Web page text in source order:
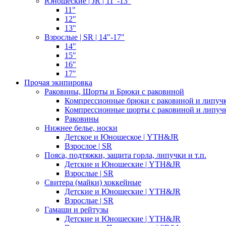
11"
12"
13"
Взрослые | SR | 14"-17"
14"
15"
16"
17"
Прочая экипировка
Раковины, Шорты и Брюки с раковиной
Компрессионные брюки с раковиной и
Компрессионные шорты с раковиной и
Раковины
Нижнее белье, носки
Детское и Юношеское | YTH&JR
Взрослое | SR
Пояса, подтяжки, защита горла, липучки и т.п.
Детские и Юношеские | YTH&JR
Взрослые | SR
Свитера (майки) хоккейные
Детские и Юношеские | YTH&JR
Взрослые | SR
Гамаши и рейтузы
Детские и Юношеские | YTH&JR